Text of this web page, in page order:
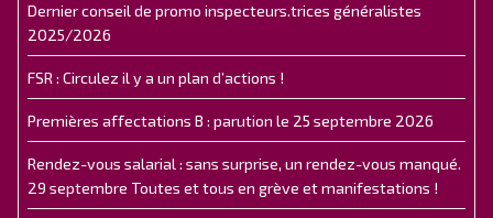
Dernier conseil de promo inspecteurs.trices généralistes
2025/2026
FSR : Circulez il y a un plan d’actions !
Premières affectations B : parution le 25 septembre 2026
Rendez-vous salarial : sans surprise, un rendez-vous manqué.
29 septembre Toutes et tous en grève et manifestations !